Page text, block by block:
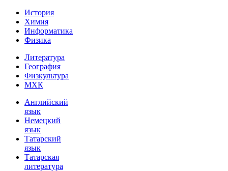
История
Химия
Информатика
Физика
Литература
География
Физкультура
МХК
Английский
язык
Немецкий
язык
Татарский
язык
Татарская
литература